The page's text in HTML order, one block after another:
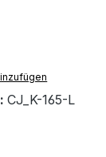
CJ_K-165-L